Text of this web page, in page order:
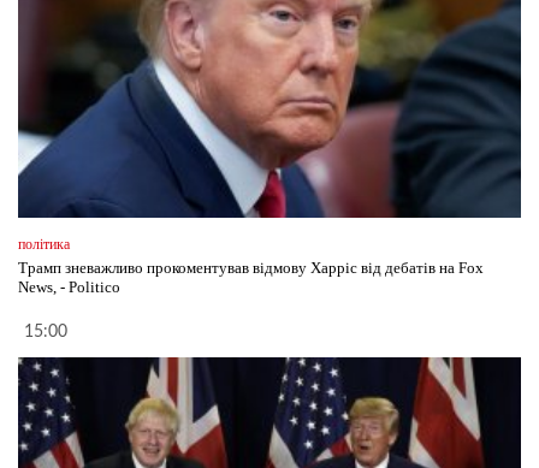
політика
Трамп зневажливо прокоментував відмову Харріс від дебатів на Fox
News, - Politico
15:00